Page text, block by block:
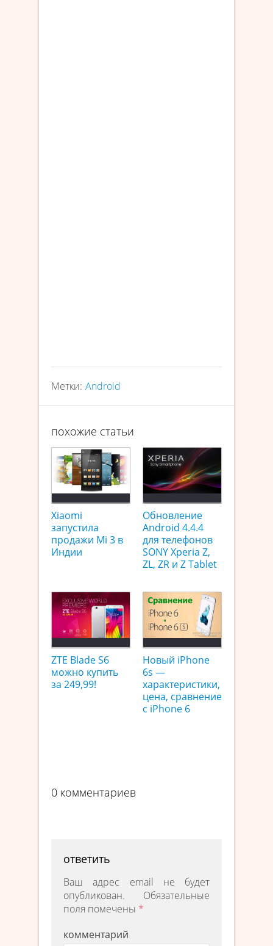
Метки: Android
похожие статьи
Xiaomi
запустила
продажи Mi 3 в
Индии
Обновление
Android 4.4.4
для телефонов
SONY Xperia Z,
ZL, ZR и Z Tablet
ZTE Blade S6
можно купить
за 249,99!
Новый iPhone
6s —
характеристики,
цена, сравнение
с iPhone 6
0 комментариев
ответить
Ваш адрес email не будет
опубликован.
Обязательные
поля помечены *
комментарий